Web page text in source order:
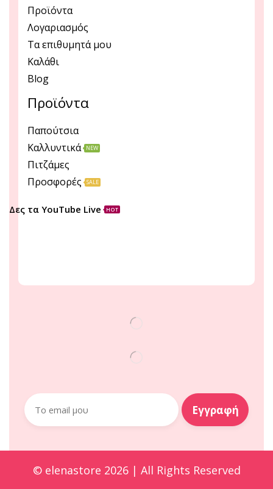
Προϊόντα
Λογαριασμός
Τα επιθυμητά μου
Καλάθι
Blog
Προϊόντα
Παπούτσια
Καλλυντικά
NEW
Πιτζάμες
Προσφορές
SALE
Δες τα YouTube Live HOT
© elenastore 2026 | All Rights Reserved